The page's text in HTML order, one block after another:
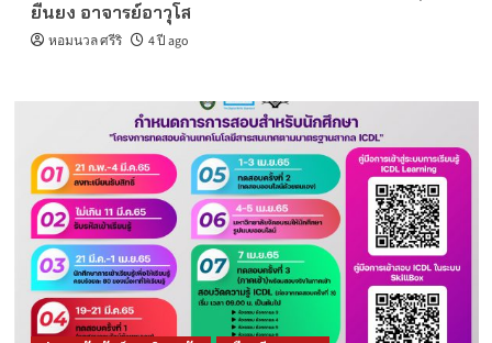
ยืนยง อาจารย์อาวุโส
หอมนวล ศรีริ 4 ปี ago